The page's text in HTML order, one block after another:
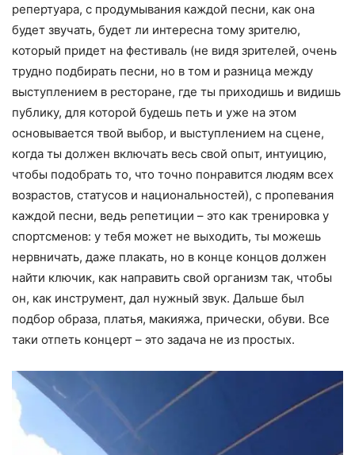
репертуара, с продумывания каждой песни, как она
будет звучать, будет ли интересна тому зрителю,
который придет на фестиваль (не видя зрителей, очень
трудно подбирать песни, но в том и разница между
выступлением в ресторане, где ты приходишь и видишь
публику, для которой будешь петь и уже на этом
основывается твой выбор, и выступлением на сцене,
когда ты должен включать весь свой опыт, интуицию,
чтобы подобрать то, что точно понравится людям всех
возрастов, статусов и национальностей), с пропевания
каждой песни, ведь репетиции – это как тренировка у
спортсменов: у тебя может не выходить, ты можешь
нервничать, даже плакать, но в конце концов должен
найти ключик, как направить свой организм так, чтобы
он, как инструмент, дал нужный звук. Дальше был
подбор образа, платья, макияжа, прически, обуви. Все
таки отпеть концерт – это задача не из простых.